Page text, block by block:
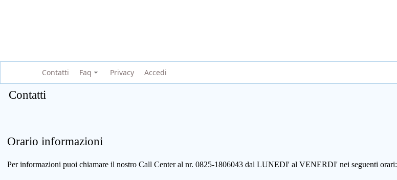
Contatti Faq Privacy Accedi
Contatti
Orario informazioni
Per informazioni puoi chiamare il nostro Call Center al nr. 0825-1806043 dal LUNEDI' al VENERDI' nei seguenti orari: